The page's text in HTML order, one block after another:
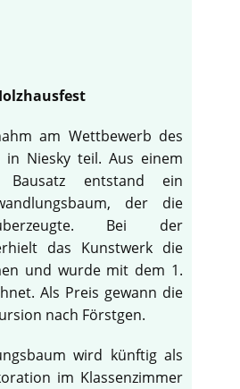
am Wettbewerb des
in Niesky teil. Aus einem
Bausatz entstand ein
der die
Bei der
das Kunstwerk die
und wurde mit dem 1.
Als Preis gewann die
nach Förstgen.
wird künftig als
im Klassenzimmer